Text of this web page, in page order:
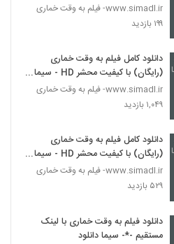
www.simadl.ir- فیلم به وقت خماری
۱۹۹ بازدید
دانلود کامل فیلم به وقت خماری
(رایگان) با کیفیت محشر HD - سیما
دانلود
www.simadl.ir- فیلم به وقت خماری
۱,۰۴۹ بازدید
دانلود کامل فیلم به وقت خماری
(رایگان) با کیفیت محشر HD - سیما
دانلود
www.simadl.ir- فیلم به وقت خماری
۵۲۹ بازدید
دانلود فیلم به وقت خماری با لینک
مستقیم -*- سیما دانلود